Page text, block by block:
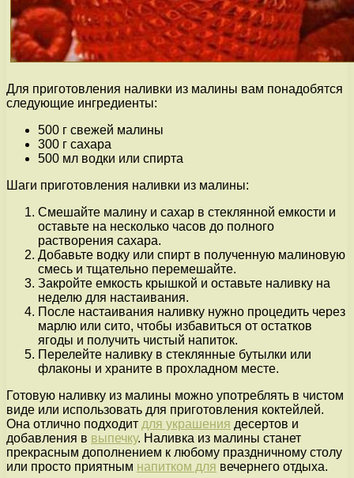
Для приготовления наливки из малины вам понадобятся
следующие ингредиенты:
500 г свежей малины
300 г сахара
500 мл водки или спирта
Шаги приготовления наливки из малины:
Смешайте малину и сахар в стеклянной емкости и
оставьте на несколько часов до полного
растворения сахара.
Добавьте водку или спирт в полученную малиновую
смесь и тщательно перемешайте.
Закройте емкость крышкой и оставьте наливку на
неделю для настаивания.
После настаивания наливку нужно процедить через
марлю или сито, чтобы избавиться от остатков
ягоды и получить чистый напиток.
Перелейте наливку в стеклянные бутылки или
флаконы и храните в прохладном месте.
Готовую наливку из малины можно употреблять в чистом
виде или использовать для приготовления коктейлей.
Она отлично подходит для украшения десертов и
добавления в выпечку. Наливка из малины станет
прекрасным дополнением к любому праздничному столу
или просто приятным напитком для вечернего отдыха.